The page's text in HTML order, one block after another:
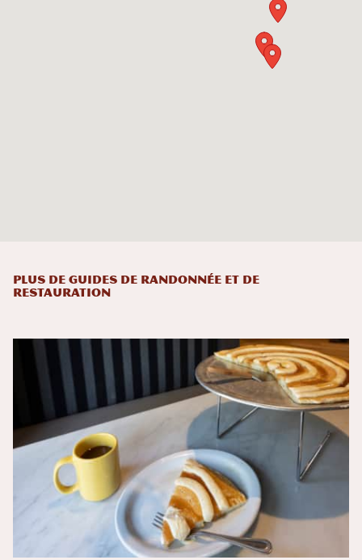
Plus de guides de randonnée et de
restauration